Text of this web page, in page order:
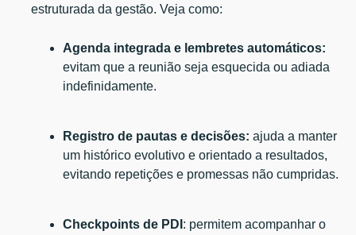
estruturada da gestão. Veja como:
Agenda integrada e lembretes automáticos:
evitam que a reunião seja esquecida ou adiada
indefinidamente.
Registro de pautas e decisões: ajuda a manter
um histórico evolutivo e orientado a resultados,
evitando repetições e promessas não cumpridas.
Checkpoints de PDI : permitem acompanhar o